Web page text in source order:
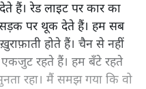
हैं। रेड लाइट पर कार का
पर थूक देते हैं। हम सब
होते हैं। चैन से नहीं
एकजुट रहते हैं। हम बँटे रहते
रहा। मैं समझ गया कि वो